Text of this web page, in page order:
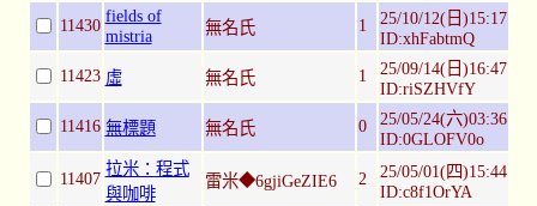
11430 fields of
mistria
無名氏 1
25/10/12(日)15:17
ID:xhFabtmQ
11423 虛 無名氏 1
25/09/14(日)16:47
ID:riSZHVfY
11416 無標題 無名氏 0
25/05/24(六)03:36
ID:0GLOFV0o
11407 拉米：程式
與咖啡
雷米◆6gjiGeZIE6 2
25/05/01(四)15:44
ID:c8f1OrYA